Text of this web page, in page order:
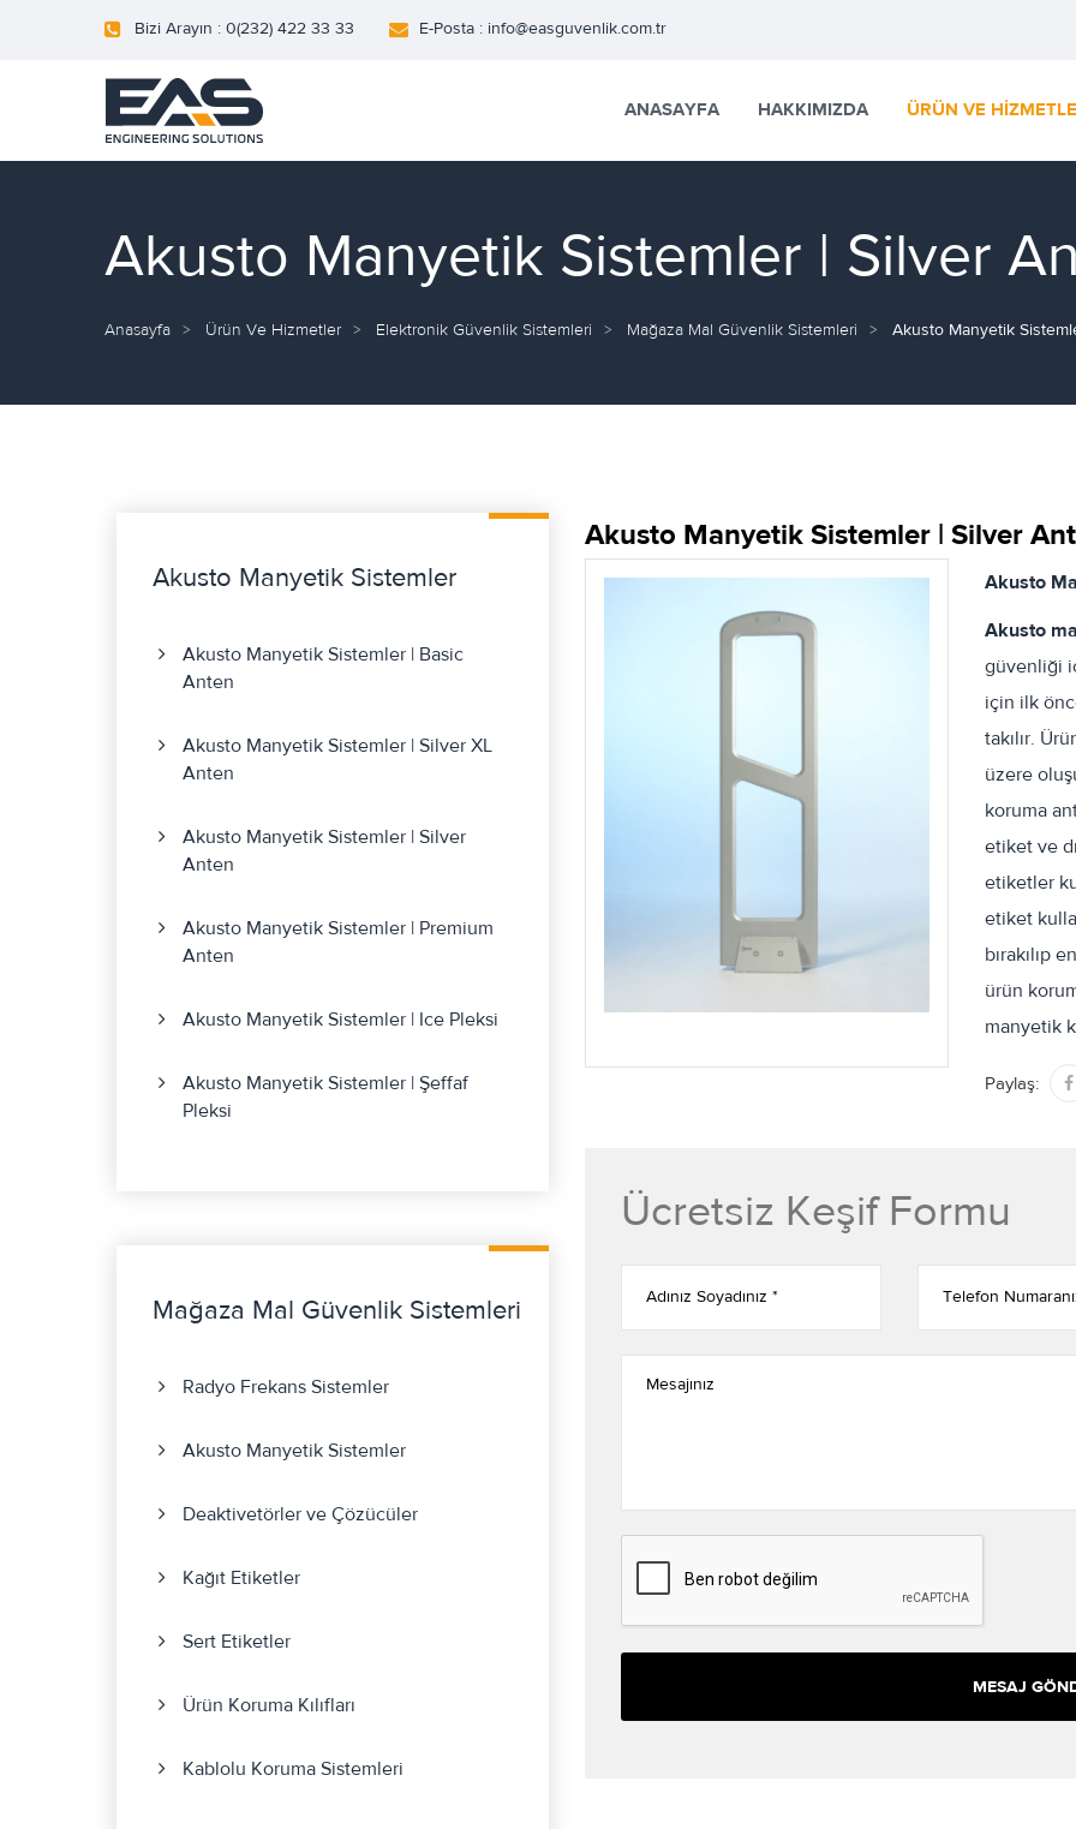
Bizi Arayın : 0(232) 422 33 33 E-Posta : info@easguvenlik.com.tr
ANASAYFA HAKKIMIZDA ÜRÜN VE
Akusto Manyetik Sistemler | Silver
Anasayfa Ürün Ve Hizmetler Elektronik Güvenlik Sistemleri Mağaza Mal Güvenlik Sistemleri Akusto Manyetik
Akusto Manyetik Sistemler
Akusto Manyetik Sistemler | Basic
Anten
Akusto Manyetik Sistemler | Silver XL
Anten
Akusto Manyetik Sistemler | Silver
Anten
Akusto Manyetik Sistemler | Premium
Anten
Akusto Manyetik Sistemler | Ice Pleksi
Akusto Manyetik Sistemler | Şeffaf
Pleksi
Mağaza Mal Güvenlik Sistemleri
Radyo Frekans Sistemler
Akusto Manyetik Sistemler
Deaktivetörler ve Çözücüler
Kağıt Etiketler
Sert Etiketler
Ürün Koruma Kılıfları
Kablolu Koruma Sistemleri
Akusto Manyetik Sistemler | Silver
Akusto
Akusto
güvenliği
için ilk
takılır.
üzere
koruma
etiket ve
etiketler
etiket
bırakılıp
ürün
manyetik
Paylaş:
Ücretsiz Keşif Formu
MESAJ